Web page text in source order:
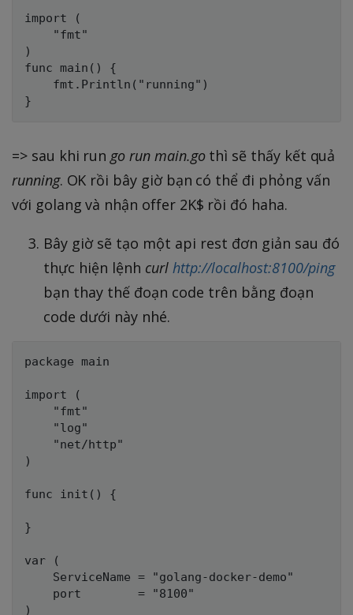
import (
)
func main() {
=> sau khi rungo run main.gothì sẽ thấy kết quả
running. OK rồi bây giờ bạn có thể đi phỏng vấn
với golang và nhận offer 2K$ rồi đó haha.
Bây giờ sẽ tạo một api rest đơn giản sau đó
thực hiện lệnh curl http://localhost:8100/ping
bạn thay thế đoạn code trên bằng đoạn
code dưới này nhé.
package main
import (
)
func init() {
}
var (
)